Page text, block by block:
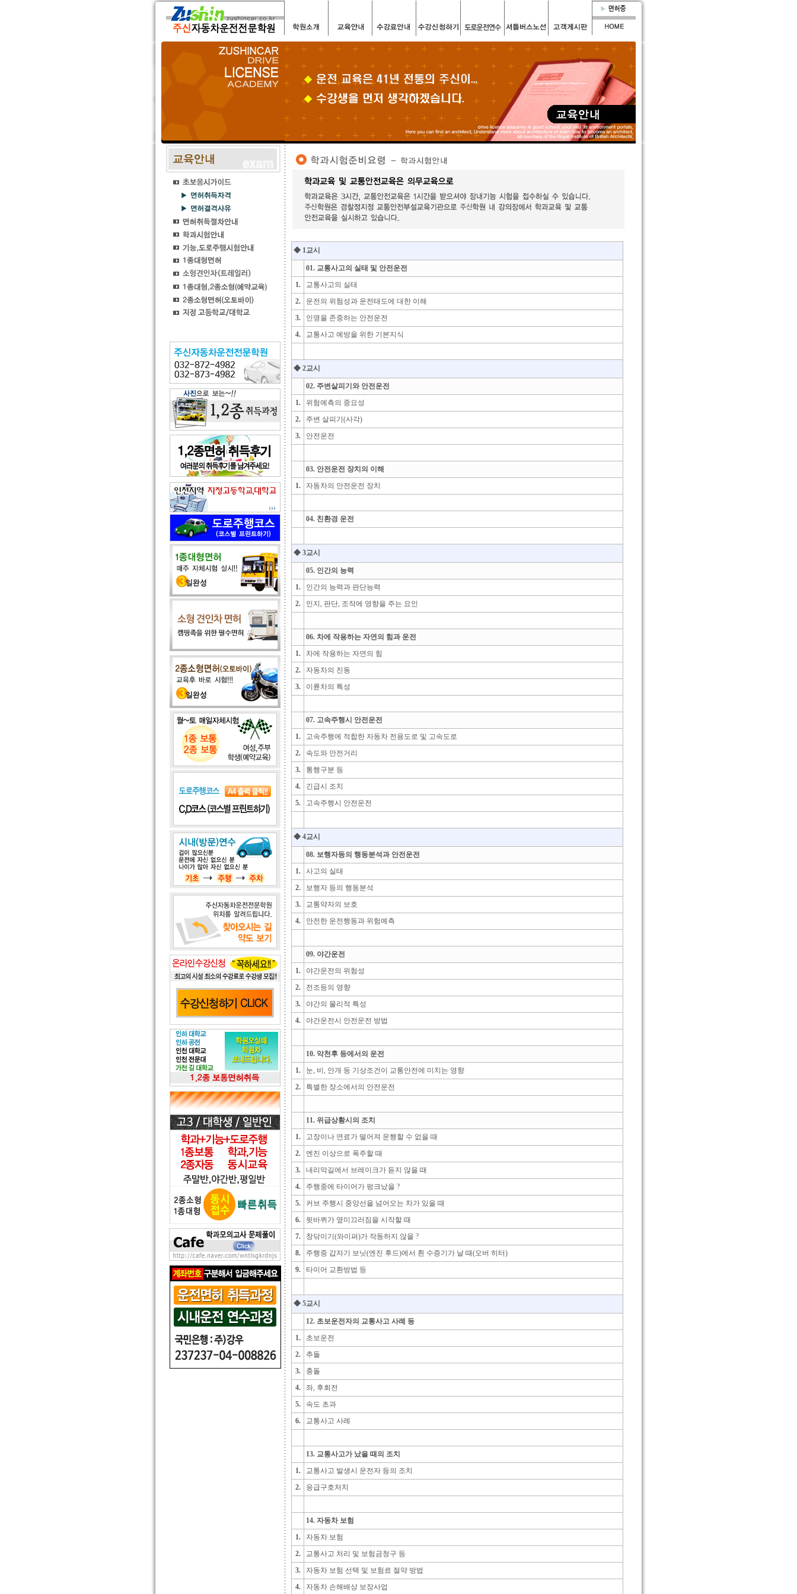
◆ 1교시
01. 교통사고의 실태 및 안전운전
1.
교통사고의 실태
2.
운전의 위험성과 운전태도에 대한 이해
3.
인명을 존중하는 안전운전
4.
교통사고 예방을 위한 기본지식
◆ 2교시
02. 주변살피기와 안전운전
1.
위험예측의 중요성
2.
주변 살피기(사각)
3.
안전운전
03. 안전운전 장치의 이해
1.
자동차의 안전운전 장치
04. 친환경 운전
◆ 3교시
05. 인간의 능력
1.
인간의 능력과 판단능력
2.
인지, 판단, 조작에 영향을 주는 요인
06. 차에 작용하는 자연의 힘과 운전
1.
차에 작용하는 자연의 힘
2.
자동차의 진동
3.
이륜차의 특성
07. 고속주행시 안전운전
1.
고속주행에 적합한 자동차 전용도로 및 고속도로
2.
속도와 안전거리
3.
통행구분 등
4.
긴급시 조치
5.
고속주행시 안전운전
◆ 4교시
08. 보행자등의 행동분석과 안전운전
1.
사고의 실태
2.
보행자 등의 행동분석
3.
교통약자의 보호
4.
안전한 운전행동과 위험예측
09. 야간운전
1.
야간운전의 위험성
2.
전조등의 영향
3.
야간의 물리적 특성
4.
야간운전시 안전운전 방법
10. 악천후 등에서의 운전
1.
눈, 비, 안개 등 기상조건이 교통안전에 미치는 영향
2.
특별한 장소에서의 안전운전
11. 위급상황시의 조치
1.
고장이나 연료가 떨어져 운행할 수 없을 때
2.
엔진 이상으로 폭주할 때
3.
내리막길에서 브레이크가 듣지 않을 때
4.
주행중에 타이어가 펑크났을 ?
5.
커브 주행시 중앙선을 넘어오는 차가 있을 때
6.
뒷바퀴가 옆미끄러짐을 시작할 때
7.
창닦이기(와이퍼)가 작동하지 않을 ?
8.
주행중 갑자기 보닛(엔진 후드)에서 흰 수증기가 날 때(오버 히터)
9.
타이어 교환방법 등
◆ 5교시
12. 초보운전자의 교통사고 사례 등
1.
초보운전
2.
추돌
3.
충돌
4.
좌, 후회전
5.
속도 초과
6.
교통사고 사례
13. 교통사고가 났을 때의 조치
1.
교통사고 발생시 운전자 등의 조치
2.
응급구호처치
14. 자동차 보험
1.
자동차 보험
2.
교통사고 처리 및 보험금청구 등
3.
자동차 보험 선택 및 보험료 절약 방법
4.
자동차 손해배상 보장사업